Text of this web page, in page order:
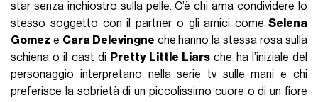
star senza inchiostro sulla pelle. C’è chi ama condividere lo
stesso soggetto con il partner o gli amici come Selena
Gomez e Cara Delevingne che hanno la stessa rosa sulla
schiena o il cast di Pretty Little Liars che ha l’iniziale del
personaggio interpretano nella serie tv sulle mani e chi
preferisce la sobrietà di un piccolissimo cuore o di un fiore